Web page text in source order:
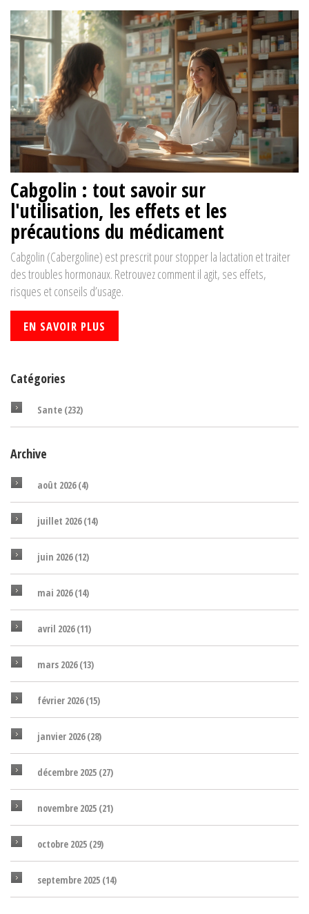
Cabgolin : tout savoir sur
l'utilisation, les effets et les
précautions du médicament
Cabgolin (Cabergoline) est prescrit pour stopper la lactation et traiter
des troubles hormonaux. Retrouvez comment il agit, ses effets,
risques et conseils d’usage.
EN SAVOIR PLUS
Catégories
Sante (232)
Archive
août 2026(4)
juillet 2026(14)
juin 2026(12)
mai 2026(14)
avril 2026(11)
mars 2026(13)
février 2026(15)
janvier 2026(28)
décembre 2025 (27)
novembre 2025 (21)
octobre 2025 (29)
septembre 2025 (14)